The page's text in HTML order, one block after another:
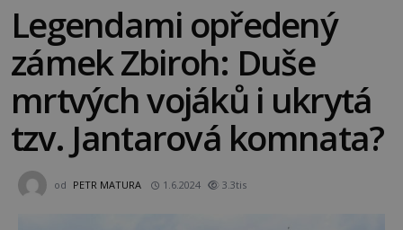
Legendami opředený
zámek Zbiroh: Duše
mrtvých vojáků i ukrytá
tzv. Jantarová komnata?
od PETR MATURA 1.6.2024 3.3tis